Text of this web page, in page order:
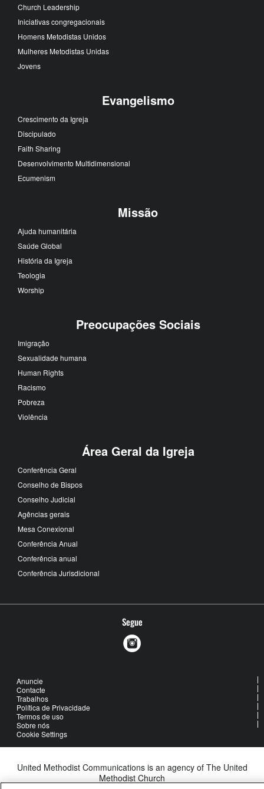
Church Leadership
Iniciativas congregacionais
Homens Metodistas Unidos
Mulheres Metodistas Unidas
Jovens
Evangelismo
Crescimento da Igreja
Discipulado
Faith Sharing
Desenvolvimento Multidimensional
Ecumenism
Missão
Ajuda humanitária
Saúde Global
História da Igreja
Teologia
Worship
Preocupações Sociais
Imigração
Sexualidade humana
Human Rights
Racismo
Pobreza
Violência
Área Geral da Igreja
Conferência Geral
Conselho de Bispos
Conselho Judicial
Agências gerais
Mesa Conexional
Conferência Anual
Conferência anual
Conferência Jurisdicional
Segue
Anuncie
Contacte
Trabalhos
Política de Privacidade
Termos de uso
Sobre nós
Cookie Settings
United Methodist Communications is an agency of The United
Methodist Church